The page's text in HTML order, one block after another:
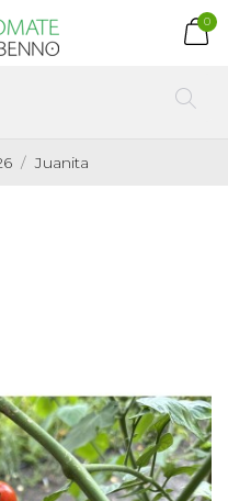
0
Juanita